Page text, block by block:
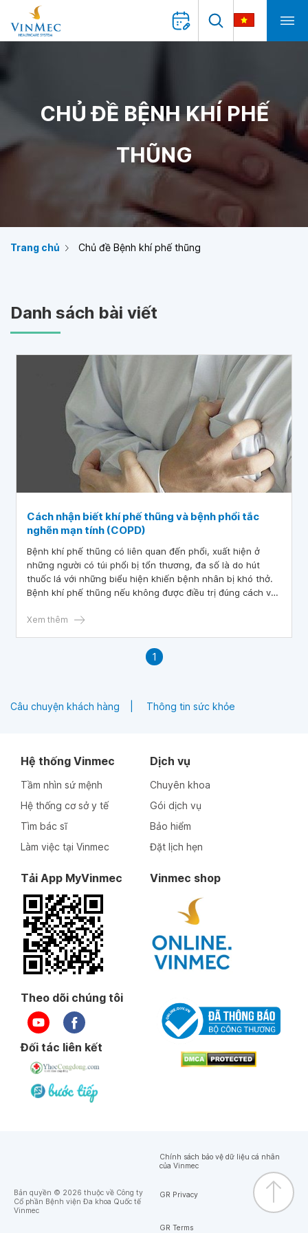
CHỦ ĐỀ BỆNH KHÍ PHẾ
THŨNG
Trang chủ Chủ đề Bệnh khí phế thũng
Danh sách bài viết
Cách nhận biết khí phế thũng và bệnh phổi tắc
nghẽn mạn tính (COPD)
Bệnh khí phế thũng có liên quan đến phổi, xuất hiện ở
những người có túi phổi bị tổn thương, đa số là do hút
thuốc lá với những biểu hiện khiến bệnh nhân bị khó thở.
Bệnh khí phế thũng nếu không được điều trị đúng cách và
thành các không gian lớn gây giảm diện tích bề mặt phổi,
Xem thêm
1
Câu chuyện khách hàng Thông tin sức khỏe
Hệ thống Vinmec
Tầm nhìn sứ mệnh
Hệ thống cơ sở y tế
Tìm bác sĩ
Làm việc tại Vinmec
Dịch vụ
Chuyên khoa
Gói dịch vụ
Bảo hiểm
Đặt lịch hẹn
Tải App MyVinmec Vinmec shop
Theo dõi chúng tôi
Đối tác liên kết
Bản quyền © 2026 thuộc về Công ty
Cổ phần Bệnh viện Đa khoa Quốc tế
Vinmec
Chính sách bảo vệ dữ liệu cá nhân
của Vinmec
GR Privacy
GR Terms